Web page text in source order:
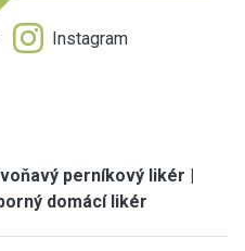
Instagram
perníkový likér |
domácí likér